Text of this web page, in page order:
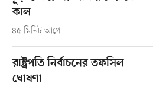
কাল
৪৫ মিনিট আগে
রাষ্ট্রপতি নির্বাচনের তফসিল
ঘোষণা